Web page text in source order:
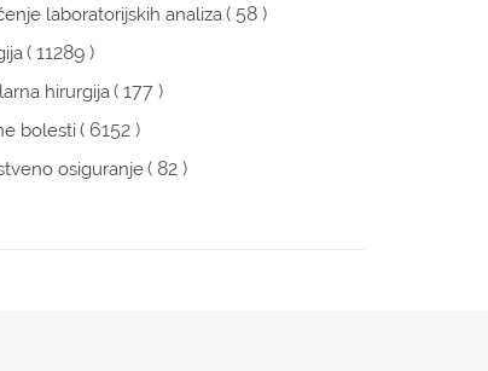
laboratorijskih analiza( 58 )
( 11289 )
hirurgija( 177 )
bolesti( 6152 )
osiguranje( 82 )